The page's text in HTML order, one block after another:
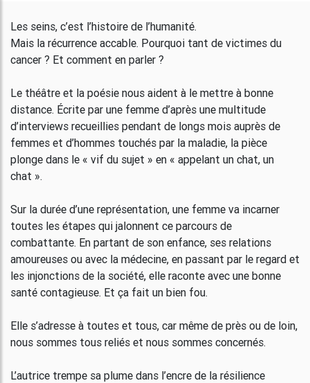
Les seins, c’est l’histoire de l’humanité.
Mais la récurrence accable. Pourquoi tant de victimes du
cancer ? Et comment en parler ?
Le théâtre et la poésie nous aident à le mettre à bonne
distance. Écrite par une femme d’après une multitude
d’interviews recueillies pendant de longs mois auprès de
femmes et d’hommes touchés par la maladie, la pièce
plonge dans le « vif du sujet » en « appelant un chat, un
chat ».
Sur la durée d’une représentation, une femme va incarner
toutes les étapes qui jalonnent ce parcours de
combattante. En partant de son enfance, ses relations
amoureuses ou avec la médecine, en passant par le regard et
les injonctions de la société, elle raconte avec une bonne
santé contagieuse. Et ça fait un bien fou.
Elle s’adresse à toutes et tous, car même de près ou de loin,
nous sommes tous reliés et nous sommes concernés.
L’autrice trempe sa plume dans l’encre de la résilience